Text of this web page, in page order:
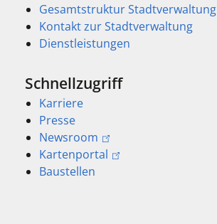
Gesamtstruktur Stadtverwaltung
Kontakt zur Stadtverwaltung
Dienstleistungen
Schnellzugriff
Karriere
Presse
Newsroom
Kartenportal
Baustellen